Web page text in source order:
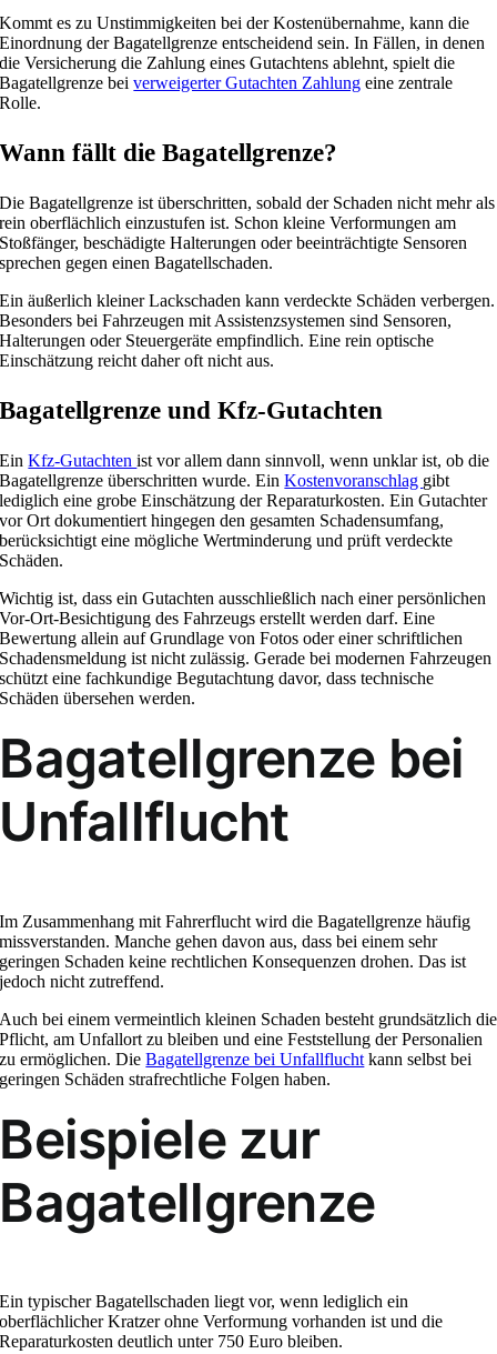
Kommt es zu Unstimmigkeiten bei der Kostenübernahme, kann die
Einordnung der Bagatellgrenze entscheidend sein. In Fällen, in denen
die Versicherung die Zahlung eines Gutachtens ablehnt, spielt die
Bagatellgrenze beiverweigerter Gutachten Zahlung eine zentrale
Rolle.
Wann fällt die Bagatellgrenze?
Die Bagatellgrenze ist überschritten, sobald der Schaden nicht mehr als
rein oberflächlich einzustufen ist. Schon kleine Verformungen am
Stoßfänger, beschädigte Halterungen oder beeinträchtigte Sensoren
sprechen gegen einen Bagatellschaden.
Ein äußerlich kleiner Lackschaden kann verdeckte Schäden verbergen.
Besonders bei Fahrzeugen mit Assistenzsystemen sind Sensoren,
Halterungen oder Steuergeräte empfindlich. Eine rein optische
Einschätzung reicht daher oft nicht aus.
Bagatellgrenze und Kfz-Gutachten
EinKfz-Gutachtenist vor allem dann sinnvoll, wenn unklar ist, ob die
Bagatellgrenze überschritten wurde. EinKostenvoranschlag gibt
lediglich eine grobe Einschätzung der Reparaturkosten. Ein Gutachter
vor Ort dokumentiert hingegen den gesamten Schadensumfang,
berücksichtigt eine mögliche Wertminderung und prüft verdeckte
Schäden.
Wichtig ist, dass ein Gutachten ausschließlich nach einer persönlichen
Vor-Ort-Besichtigung des Fahrzeugs erstellt werden darf. Eine
Bewertung allein auf Grundlage von Fotos oder einer schriftlichen
Schadensmeldung ist nicht zulässig. Gerade bei modernen Fahrzeugen
schützt eine fachkundige Begutachtung davor, dass technische
Schäden übersehen werden.
Bagatellgrenze bei
Unfallflucht
Im Zusammenhang mit Fahrerflucht wird die Bagatellgrenze häufig
missverstanden. Manche gehen davon aus, dass bei einem sehr
geringen Schaden keine rechtlichen Konsequenzen drohen. Das ist
jedoch nicht zutreffend.
Auch bei einem vermeintlich kleinen Schaden besteht grundsätzlich die
Pflicht, am Unfallort zu bleiben und eine Feststellung der Personalien
zu ermöglichen. DieBagatellgrenze bei Unfallflucht kann selbst bei
geringen Schäden strafrechtliche Folgen haben.
Beispiele zur
Bagatellgrenze
Ein typischer Bagatellschaden liegt vor, wenn lediglich ein
oberflächlicher Kratzer ohne Verformung vorhanden ist und die
Reparaturkosten deutlich unter 750 Euro bleiben.